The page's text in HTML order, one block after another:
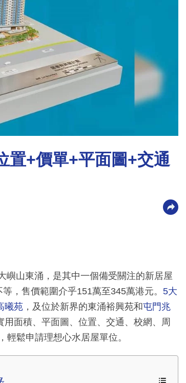
置+價單+平面圖+交通
嶼山東涌，是其中一個備受關注的新居屋
，售價範圍介乎151萬至345萬港元。 5大
曦苑 ，及位於新界的東涌裕興苑和屯門兆
面積、平面圖、位置、交通、校網、周
鬆申請理想心水居屋單位。